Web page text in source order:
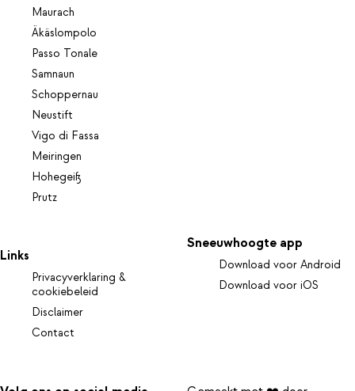
Maurach
Äkäslompolo
Passo Tonale
Samnaun
Schoppernau
Neustift
Vigo di Fassa
Meiringen
Hohegeiß
Prutz
Links
Privacyverklaring &
cookiebeleid
Disclaimer
Contact
Sneeuwhoogte app
Download voor Android
Download voor iOS